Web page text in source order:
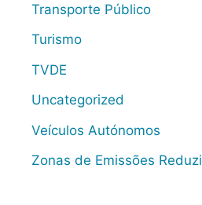
Transporte Público
Turismo
TVDE
Uncategorized
Veículos Autónomos
Zonas de Emissões